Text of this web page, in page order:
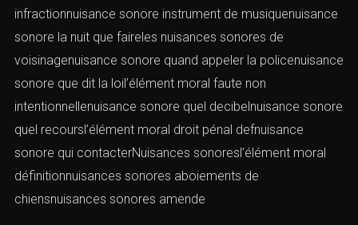
infractionnuisance sonore instrument de musiquenuisance
sonore la nuit que faireles nuisances sonores de
voisinagenuisance sonore quand appeler la policenuisance
sonore que dit la loil’élément moral faute non
intentionnellenuisance sonore quel decibelnuisance sonore
quel recoursl’élément moral droit pénal defnuisance
sonore qui contacterNuisances sonoresl’élément moral
définitionnuisances sonores aboiements de
chiensnuisances sonores amende